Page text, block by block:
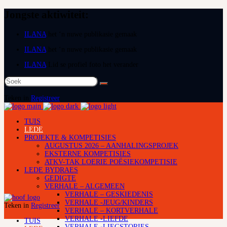
ILANA
ILANA
ILANA
Soek
na:
Registreer
TUIS
LEDE
PROJEKTE & KOMPETISIES
AUGUSTUS 2026 – AANHALINGSPROJEK
EKSTERNE KOMPETISIES
ATKV-TAK LOERIE POËSIEKOMPETISIE
LEDE BYDRAES
GEDIGTE
VERHALE – ALGEMEEN
VERHALE – GESKIEDENIS
VERHALE -JEUG/KINDERS
VERHALE – KORTVERHALE
VERHALE -LIEFDE
Teken in Registreer
TUIS